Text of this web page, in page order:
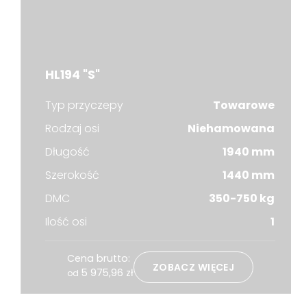
HL194 "S"
Typ przyczepy
Towarowe
Rodzaj osi
Niehamowana
Długość
1940 mm
Szerokość
1440 mm
DMC
350-750 kg
Ilość osi
1
Cena brutto:
od 5 975,96 zł ZOBACZ WIĘCEJ